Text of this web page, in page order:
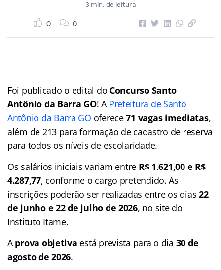
3 min. de leitura
0 0
Foi publicado o edital do Concurso Santo
Antônio da Barra GO! A Prefeitura de Santo
Antônio da Barra GO oferece71 vagas imediatas,
além de 213 para formação de cadastro de reserva
para todos os níveis de escolaridade.
Os salários iniciais variam entre R$ 1.621,00 e R$
4.287,77, conforme o cargo pretendido. As
inscrições poderão ser realizadas entre os dias22
de junho e 22 de julho de 2026, no site do
Instituto Itame.
Aprova objetiva está prevista para o dia 30 de
agosto de 2026.